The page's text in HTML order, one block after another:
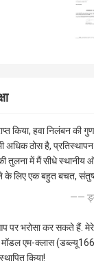
किया, हवा निलंबन की
अधिक ठोस है,
तुलना में मैं सीधे स्थानीय
के लिए एक बहुत बचत,
——
पर भरोसा कर सकते हैं. मेरे
मॉडल एम-क्लास
किया!